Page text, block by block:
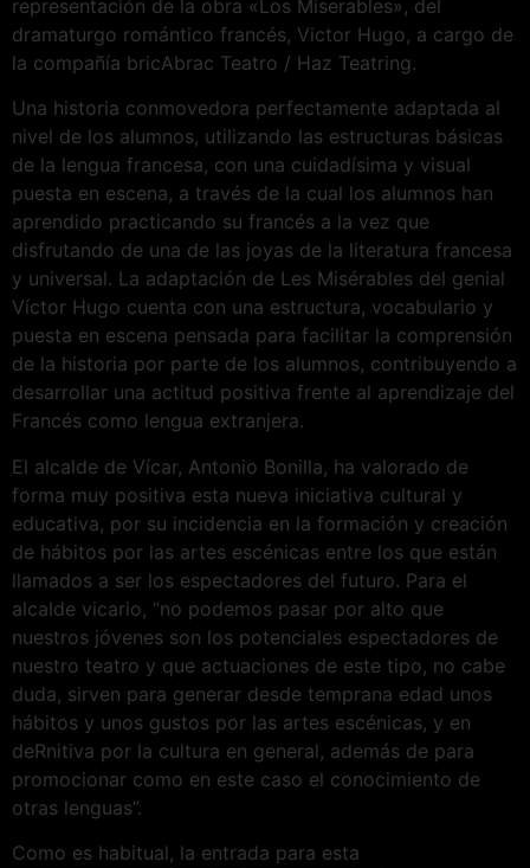
representación de la obra «Los Miserables», del
dramaturgo romántico francés, Victor Hugo, a cargo de
la compañía bricAbrac Teatro / Haz Teatring.
Una historia conmovedora perfectamente adaptada al
nivel de los alumnos, utilizando las estructuras básicas
de la lengua francesa, con una cuidadísima y visual
puesta en escena, a través de la cual los alumnos han
aprendido practicando su francés a la vez que
disfrutando de una de las joyas de la literatura francesa
y universal. La adaptación de Les Misérables del genial
Víctor Hugo cuenta con una estructura, vocabulario y
puesta en escena pensada para facilitar la comprensión
de la historia por parte de los alumnos, contribuyendo a
desarrollar una actitud positiva frente al aprendizaje del
Francés como lengua extranjera.
El alcalde de Vícar, Antonio Bonilla, ha valorado de
forma muy positiva esta nueva iniciativa cultural y
educativa, por su incidencia en la formación y creación
de hábitos por las artes escénicas entre los que están
llamados a ser los espectadores del futuro. Para el
alcalde vicario, “no podemos pasar por alto que
nuestros jóvenes son los potenciales espectadores de
nuestro teatro y que actuaciones de este tipo, no cabe
duda, sirven para generar desde temprana edad unos
hábitos y unos gustos por las artes escénicas, y en
deRnitiva por la cultura en general, además de para
promocionar como en este caso el conocimiento de
otras lenguas”.
Como es habitual, la entrada para esta